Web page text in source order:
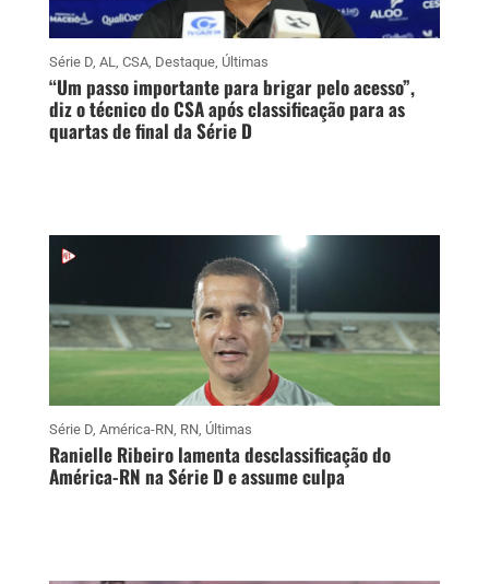
Série D, AL CSA, Destaque, Últimas
“Um passo importante para brigar pelo acesso”,
diz o técnico do CSA após classificação para as
quartas de final da Série D
Série D, América-RN, RN, Últimas
Ranielle Ribeiro lamenta desclassificação do
América-RN na Série D e assume culpa